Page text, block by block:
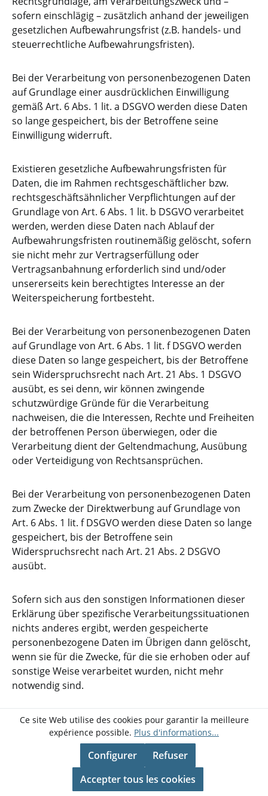
sofern einschlägig – zusätzlich anhand der jeweiligen
gesetzlichen Aufbewahrungsfrist (z.B. handels- und
steuerrechtliche Aufbewahrungsfristen).
Bei der Verarbeitung von personenbezogenen Daten
auf Grundlage einer ausdrücklichen Einwilligung
gemäß Art. 6 Abs. 1 lit. a DSGVO werden diese Daten
so lange gespeichert, bis der Betroffene seine
Einwilligung widerruft.
Existieren gesetzliche Aufbewahrungsfristen für
Daten, die im Rahmen rechtsgeschäftlicher bzw.
rechtsgeschäftsähnlicher Verpflichtungen auf der
Grundlage von Art. 6 Abs. 1 lit. b DSGVO verarbeitet
werden, werden diese Daten nach Ablauf der
Aufbewahrungsfristen routinemäßig gelöscht, sofern
sie nicht mehr zur Vertragserfüllung oder
Vertragsanbahnung erforderlich sind und/oder
unsererseits kein berechtigtes Interesse an der
Weiterspeicherung fortbesteht.
Bei der Verarbeitung von personenbezogenen Daten
auf Grundlage von Art. 6 Abs. 1 lit. f DSGVO werden
diese Daten so lange gespeichert, bis der Betroffene
sein Widerspruchsrecht nach Art. 21 Abs. 1 DSGVO
ausübt, es sei denn, wir können zwingende
schutzwürdige Gründe für die Verarbeitung
nachweisen, die die Interessen, Rechte und Freiheiten
der betroffenen Person überwiegen, oder die
Verarbeitung dient der Geltendmachung, Ausübung
oder Verteidigung von Rechtsansprüchen.
Bei der Verarbeitung von personenbezogenen Daten
zum Zwecke der Direktwerbung auf Grundlage von
Art. 6 Abs. 1 lit. f DSGVO werden diese Daten so lange
gespeichert, bis der Betroffene sein
Widerspruchsrecht nach Art. 21 Abs. 2 DSGVO
ausübt.
Sofern sich aus den sonstigen Informationen dieser
Erklärung über spezifische Verarbeitungssituationen
nichts anderes ergibt, werden gespeicherte
personenbezogene Daten im Übrigen dann gelöscht,
wenn sie für die Zwecke, für die sie erhoben oder auf
sonstige Weise verarbeitet wurden, nicht mehr
notwendig sind.
Stand: 05.07.2022, 08:59:23 Uhr
Ce site Web utilise des cookies pour garantir la meilleure
expérience possible. Plus d'informations...
Refuser
Configurer
Accepter tous les cookies